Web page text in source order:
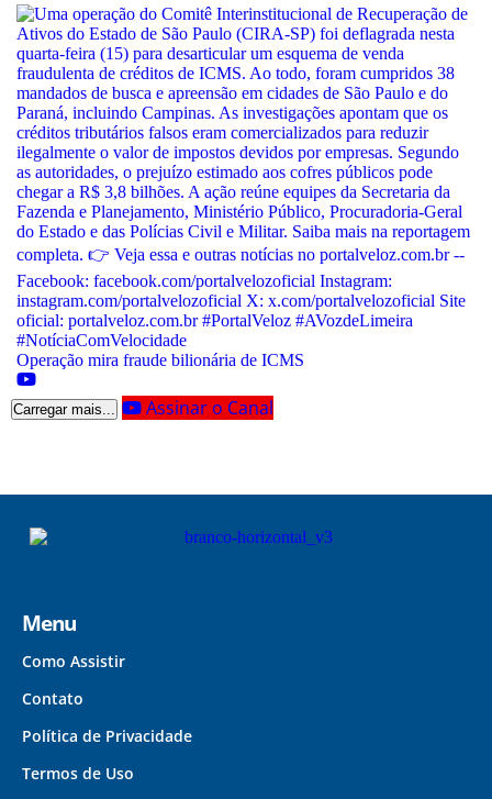
Operação mira fraude bilionária de ICMS
Carregar mais... Assinar o Canal
Menu
Como Assistir
Contato
Política de Privacidade
Termos de Uso